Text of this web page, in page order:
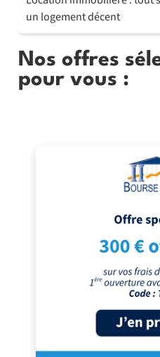
un logement décent
Nos offres
pour vous :